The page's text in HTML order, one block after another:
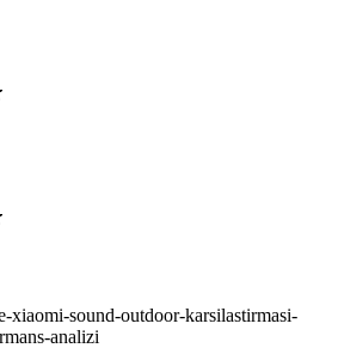
xiaomi-sound-outdoor-karsilastirmasi-
analizi